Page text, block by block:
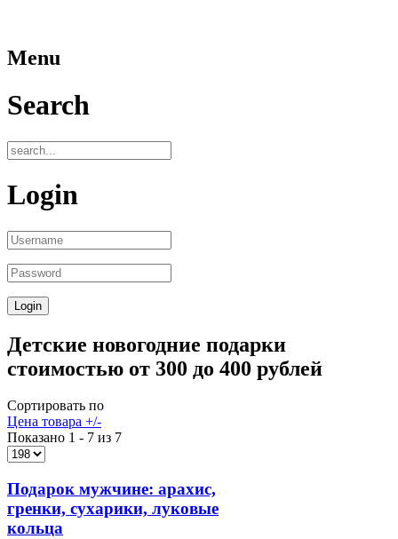
Menu
Search
Login
Детские новогодние подарки
стоимостью от 300 до 400 рублей
Сортировать по
Цена товара +/-
Показано 1 - 7 из 7
Подарок мужчине: арахис,
гренки, сухарики, луковые
кольца